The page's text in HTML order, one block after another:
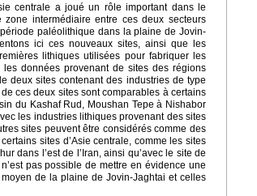
centrale a joué un rôle important dans le
intermédiaire entre ces deux secteurs
paléolithique dans la plaine de Jovin-
ici ces nouveaux sites, ainsi que les
lithiques utilisées pour fabriquer les
données provenant de sites des régions
deux sites contenant des industries de type
ces deux sites sont comparables à certains
du Kashaf Rud, Moushan Tepe à Nishabor
les industries lithiques provenant des sites
sites peuvent être considérés comme des
sites d’Asie centrale, comme les sites
dans l’est de l’Iran, ainsi qu’avec le site de
pas possible de mettre en évidence une
de la plaine de Jovin-Jaghtai et celles